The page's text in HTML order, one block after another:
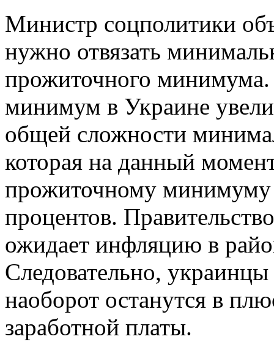
Министр соцполитики
нужно отвязать
прожиточного
минимум в Украине
общей сложности
которая на данный
прожиточному минимуму
процентов.
ожидает инфляцию в
Следовательно,
наоборот останутся в
заработной платы.